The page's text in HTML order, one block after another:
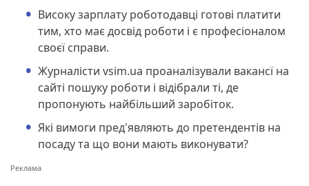
Високу зарплату роботодавці готові платити
тим, хто має досвід роботи і є професіоналом
своєї справи.
Журналісти vsim.ua проаналізували вакансї на
сайті пошуку роботи і відібрали ті, де
пропонують найбільший заробіток.
Які вимоги пред'являють до претендентів на
посаду та що вони мають виконувати?